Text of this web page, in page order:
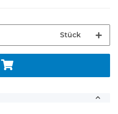
Stück